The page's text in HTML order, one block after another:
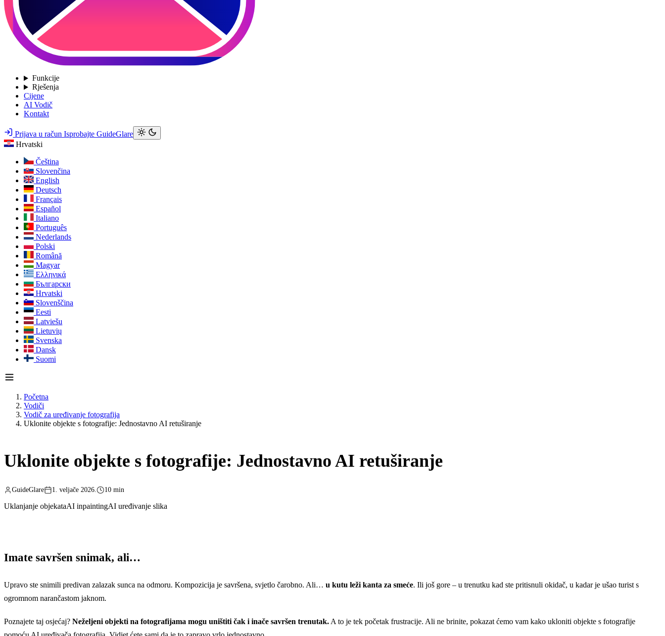
Funkcije
Rješenja
Cijene
AI Vodič
Kontakt
Prijava u račun Isprobajte GuideGlare
Hrvatski
Čeština
Slovenčina
English
Deutsch
Français
Español
Italiano
Português
Nederlands
Polski
Română
Magyar
Ελληνικά
Български
Hrvatski
Slovenščina
Eesti
Latviešu
Lietuvių
Svenska
Dansk
Suomi
Početna
Vodiči
Vodič za uređivanje fotografija
Uklonite objekte s fotografije: Jednostavno AI retuširanje
Uklonite objekte s fotografije: Jednostavno AI retuširanje
GuideGlare 1. veljače 2026. 10 min
Uklanjanje objekataAI inpaintingAI uređivanje slika
Imate savršen snimak, ali…
Upravo ste snimili predivan zalazak sunca na odmoru. Kompozicija je savršena, svjetlo čarobno. Ali… u kutu leži kanta za smeće. Ili još gore – u trenutku kad ste pritisnuli okidač, u kadar je ušao turist s
ogromnom narančastom jaknom.
Poznajete taj osjećaj? Neželjeni objekti na fotografijama mogu uništiti čak i inače savršen trenutak.A to je tek početak frustracije. Ali ne brinite, pokazat ćemo vam kako ukloniti objekte s fotografije